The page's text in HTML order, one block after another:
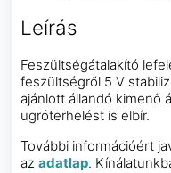
Leírás
Feszültségátalakító
feszültségről 5 V
ajánlott állandó kimenő
ugróterhelést is elbír.
További információért
az adatlap.